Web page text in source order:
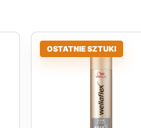
OSTATNIE SZTUKI